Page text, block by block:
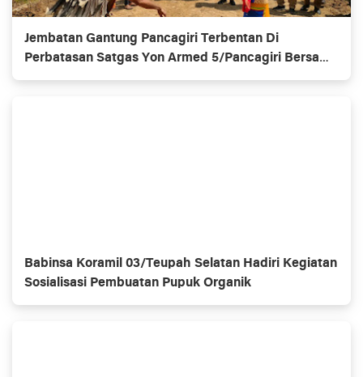
Jembatan Gantung Pancagiri Terbentan Di
Perbatasan Satgas Yon Armed 5/Pancagiri Bersama
Vertikal Rescue Dan PT MA/BDRMS
Babinsa Koramil 03/Teupah Selatan Hadiri Kegiatan
Sosialisasi Pembuatan Pupuk Organik